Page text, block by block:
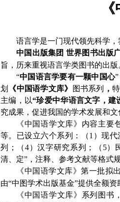
语言学是一门现代领先科学
中国出版集团 世界图书出版
旨，历来重视语言学类图书的出版
“中国语言学要有一颗中国心
划
《中国语学文库》 图书系列 ，
主编，以“珍爱中华语言文字，建
究成果，促进我国的学术发展和文
《中国语学文库》内容主
等。已设立六个系列：（1）现
列；（4）汉字研究系列；（5）
清、定”，注释、参考文献等格式
《中国语学文库》第一批拟出
由“中图学术出版基金”提供全额
《中国语学文库》系列图